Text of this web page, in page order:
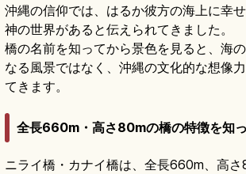
沖縄の信仰では、はるか彼方の海上に幸
神の世界があると伝えられてきました。
橋の名前を知ってから景色を見ると、海
なる風景ではなく、沖縄の文化的な想像
てきます。
全長660m・高さ80mの橋の特徴を知
ニライ橋・カナイ橋は、全長660m、高さ